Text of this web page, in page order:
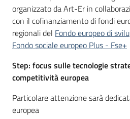
organizzato da Art-Er in
con il cofinanziamento di fondi
regionali del Fondo europeo di
Fondo sociale europeo Plus - Fse+
Step: focus sulle tecnologie
competitività europea
Particolare attenzione sarà
europea